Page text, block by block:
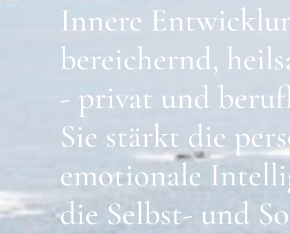
Innere
bereichernd,
- privat und
Sie stärkt die
emotionale
die Selbst- und